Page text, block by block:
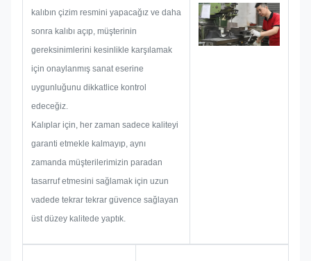
boyut sınırlaması, proses tekniği,
yüzey işlemi, kalite kontrol vb.
gibi oluşabilecek tüm sorun
kalıbın çizim resmini yapacağız ve daha
sonra kalıbı açıp, müşterinin
gereksinimlerini kesinlikle karşılamak
için onaylanmış sanat eserine
uygunluğunu dikkatlice kontrol
edeceğiz.
Kalıplar için, her zaman sadece kaliteyi
garanti etmekle kalmayıp, aynı
zamanda müşterilerimizin paradan
tasarruf etmesini sağlamak için uzun
vadede tekrar tekrar güvence sağlayan
üst düzey kalitede yaptık.